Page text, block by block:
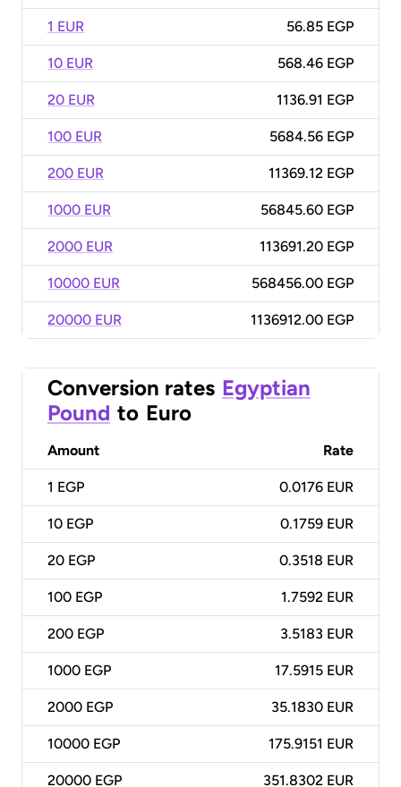
1 EUR 56.85 EGP
10 EUR 568.46 EGP
20 EUR 1136.91 EGP
100 EUR 5684.56 EGP
200 EUR 11369.12 EGP
1000 EUR 56845.60 EGP
2000 EUR 113691.20 EGP
10000 EUR 568456.00 EGP
20000 EUR 1136912.00 EGP
Conversion rates Egyptian
Pound to Euro
Amount Rate
1 EGP 0.0176 EUR
10 EGP 0.1759 EUR
20 EGP 0.3518 EUR
100 EGP 1.7592 EUR
200 EGP 3.5183 EUR
1000 EGP 17.5915 EUR
2000 EGP 35.1830 EUR
10000 EGP 175.9151 EUR
20000 EGP 351.8302 EUR